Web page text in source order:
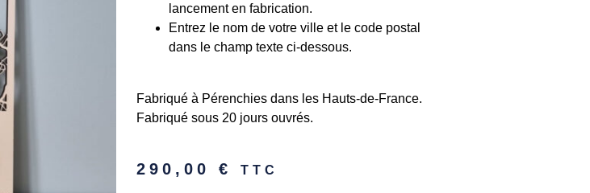
lancement en fabrication.
Entrez le nom de votre ville et le code postal
dans le champ texte ci-dessous.
Fabriqué à Pérenchies dans les Hauts-de-France.
Fabriqué sous 20 jours ouvrés.
290,00 € TTC